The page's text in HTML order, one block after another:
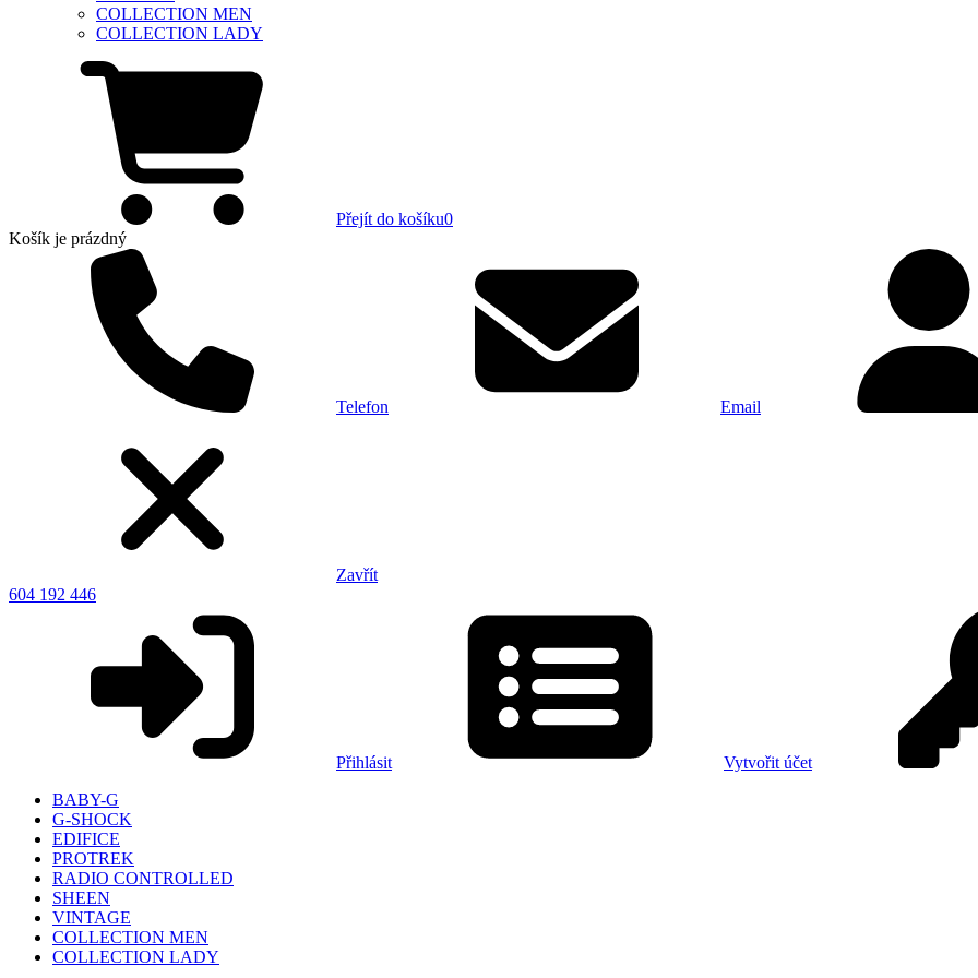
COLLECTION MEN
COLLECTION LADY
Přejít do košíku0
Košík je prázdný
Telefon Email
Zavřít
604 192 446
Přihlásit
Vytvořit účet
BABY-G
G-SHOCK
EDIFICE
PROTREK
RADIO CONTROLLED
SHEEN
VINTAGE
COLLECTION MEN
COLLECTION LADY